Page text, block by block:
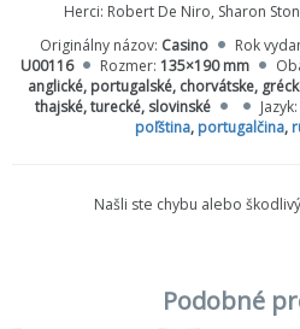
Nicholasem
Herci: Robert De Niro, Sharon
Originálny názov: Casino Rok
U00116
Rozmer: 135×190 mm
anglické, portugalské, chorvátske,
thajské, turecké, slovinské
Jazyk:
poľština, portugalčina,
Našli ste chybu alebo
Podobné